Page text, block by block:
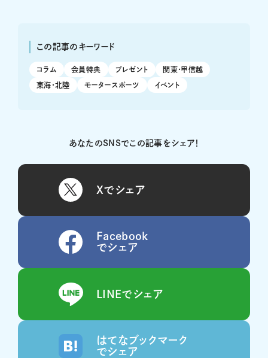
この記事のキーワード
コラム 会員特典 プレゼント 関東・甲信越
東海・北陸 モータースポーツ イベント
あなたのSNSでこの記事をシェア！
Xでシェア
Facebook
でシェア
LINEでシェア
はてなブックマーク
でシェア